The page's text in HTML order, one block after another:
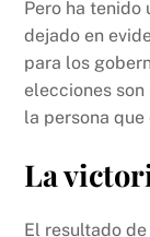
Pero ha tenido
dejado en
para los
elecciones
la persona
La
El resultado